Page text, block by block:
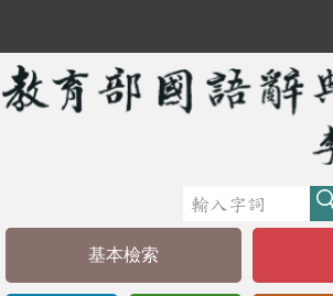
基本檢索